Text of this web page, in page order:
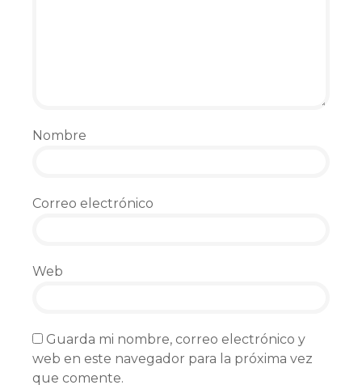
Nombre
Correo electrónico
Web
Guarda mi nombre, correo electrónico y
web en este navegador para la próxima vez
que comente.